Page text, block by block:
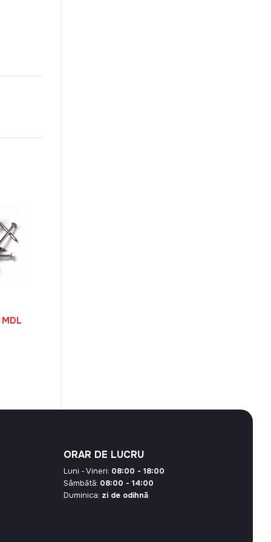
MDLPrețul
ORAR DE LUCRU
Luni - Vineri: 08:00 - 18:00
Sâmbătă: 08:00 - 14:00
Duminica: zi de odihnă